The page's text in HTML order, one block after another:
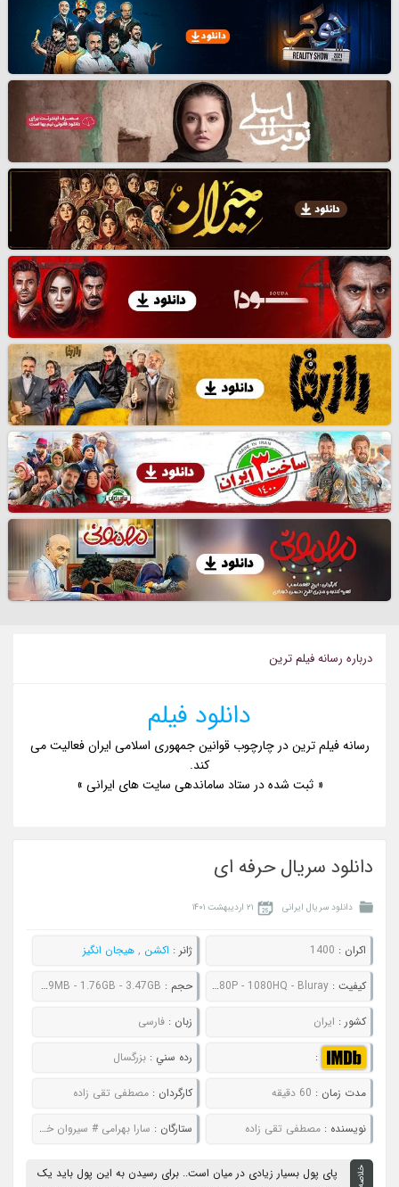
درباره رسانه فيلم ترين
دانلود فیلم
رسانه فیلم ترین در چارچوب قوانین جمهوری اسلامی ایران فعالیت می
کند.
« ثبت شده در ستاد ساماندهی سایت های ایرانی »
دانلود سریال حرفه ای
دانلود سریال ایرانی ۲۱ اردیبهشت ۱۴۰۱
اکران : 1400 ژانر : اکشن , هیجان انگیز
کيفيت :480P - 720P - 1080P - 1080HQ - Bluray حجم : 357MB - 460MB - 869MB - 1.76GB - 3.47GB
کشور : ایران زبان : فارسی
: رده سني : بزرگسال
مدت زمان : 60 دقیقه کارگردان : مصطفی تقی‌ زاده
نويسنده :مصطفی تقی‌ زاده ستارگان : سارا بهرامی # سیروان خسروی # ماهور الوند # زانیار خسروی
پای پول بسیار زیادی در میان است.. برای رسیدن به این پول باید یک